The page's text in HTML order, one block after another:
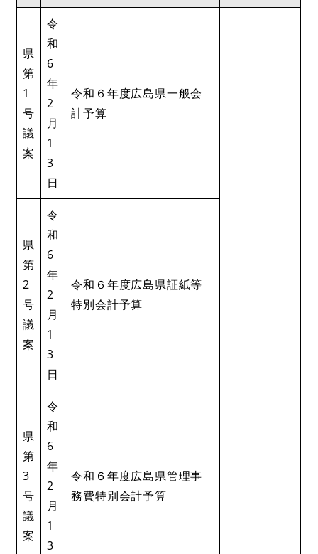
県
第
1
号
議
案
令
和
6
年
2
月
1
3
日
​​令和６年度広島県一般会
計予算
県
第
2
号
議
案
令
和
6
年
2
月
1
3
日
令和６年度広島県証紙等
特別会計予算
県
第
3
号
議
案
令
和
6
年
2
月
1
3
令和６年度広島県管理事
務費特別会計予算